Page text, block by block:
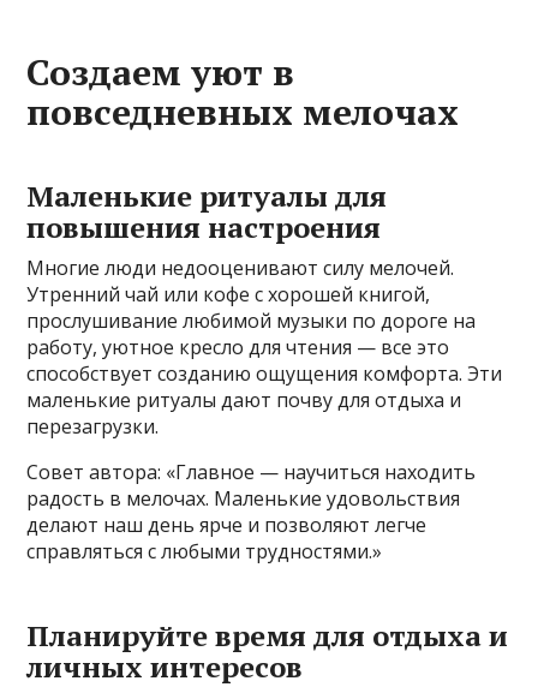
Создаем уют в
повседневных мелочах
Маленькие ритуалы для
повышения настроения
Многие люди недооценивают силу мелочей.
Утренний чай или кофе с хорошей книгой,
прослушивание любимой музыки по дороге на
работу, уютное кресло для чтения — все это
способствует созданию ощущения комфорта. Эти
маленькие ритуалы дают почву для отдыха и
перезагрузки.
Совет автора: «Главное — научиться находить
радость в мелочах. Маленькие удовольствия
делают наш день ярче и позволяют легче
справляться с любыми трудностями.»
Планируйте время для отдыха и
личных интересов